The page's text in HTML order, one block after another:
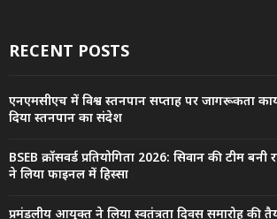
RECENT POSTS
एनएमसीएच में विश्व स्तनपान सप्ताह पर जागरूकता
दिया स्तनपान का संदेश
BSEB क्रॉसवर्ड प्रतियोगिता 2026: सिवान की टीम बनी
ने लिया फाइनल में हिस्सा
प्रमंडलीय आयुक्त ने लिया स्वतंत्रता दिवस समारोह की